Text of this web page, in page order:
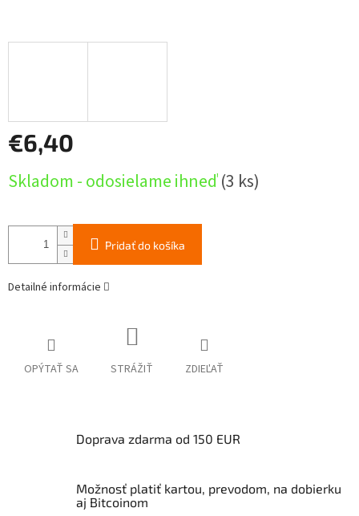
€6,40
cena:
Skladom - odosielame ihneď(3 ks)
Pridať do košíka
Detailné informácie
OPÝTAŤ SA STRÁŽIŤ ZDIEĽAŤ
Doprava zdarma od 150 EUR
Možnosť platiť kartou, prevodom, na dobierku
aj Bitcoinom